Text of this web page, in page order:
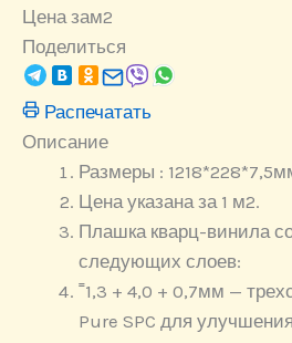
Цена зам2
Поделиться
Распечатать
Описание
Размеры :
Цена указана за 1 м2.
Плашка кварц-винила
следующих слоев:
˭1,3 + 4,0 + 0,7мм —
Pure SPC для